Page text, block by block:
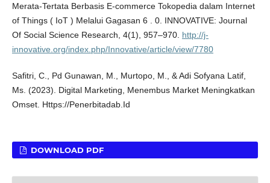
Merata-Tertata Berbasis E-commerce Tokopedia dalam Internet
of Things ( IoT ) Melalui Gagasan 6 . 0. INNOVATIVE: Journal
Of Social Science Research, 4(1), 957–970. http://j-
innovative.org/index.php/Innovative/article/view/7780
Safitri, C., Pd Gunawan, M., Murtopo, M., & Adi Sofyana Latif,
Ms. (2023). Digital Marketing, Menembus Market Meningkatkan
Omset. Https://Penerbitadab.Id
DOWNLOAD PDF